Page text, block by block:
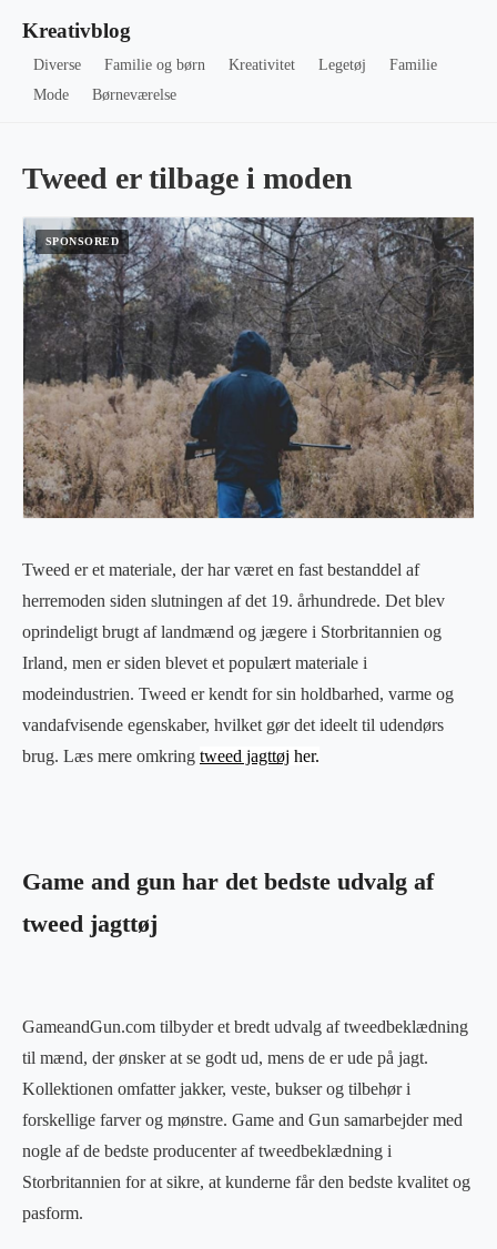
Kreativblog
Diverse Familie og børn Kreativitet Legetøj
Familie
Mode
Børneværelse
Tweed er tilbage i moden
Tweed er et materiale, der har været en fast bestanddel af
herremoden siden slutningen af det 19. århundrede. Det blev
oprindeligt brugt af landmænd og jægere i Storbritannien og
Irland, men er siden blevet et populært materiale i
modeindustrien. Tweed er kendt for sin holdbarhed, varme og
vandafvisende egenskaber, hvilket gør det ideelt til udendørs
brug. Læs mere omkring tweed jagttøj her.
Game and gun har det bedste udvalg af
tweed jagttøj
GameandGun.com tilbyder et bredt udvalg af tweedbeklædning
til mænd, der ønsker at se godt ud, mens de er ude på jagt.
Kollektionen omfatter jakker, veste, bukser og tilbehør i
forskellige farver og mønstre. Game and Gun samarbejder med
nogle af de bedste producenter af tweedbeklædning i
Storbritannien for at sikre, at kunderne får den bedste kvalitet og
pasform.